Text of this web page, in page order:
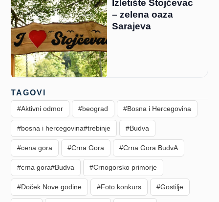
Izletište Stojčevac
– zelena oaza
Sarajeva
TAGOVI
#Aktivni odmor #beograd #Bosna i Hercegovina
#bosna i hercegovina#trebinje #Budva
#cena gora #Crna Gora #Crna Gora BudvA
#crna gora#Budva #Crnogorsko primorje
#Doček Nove godine #Foto konkurs #Gostilje